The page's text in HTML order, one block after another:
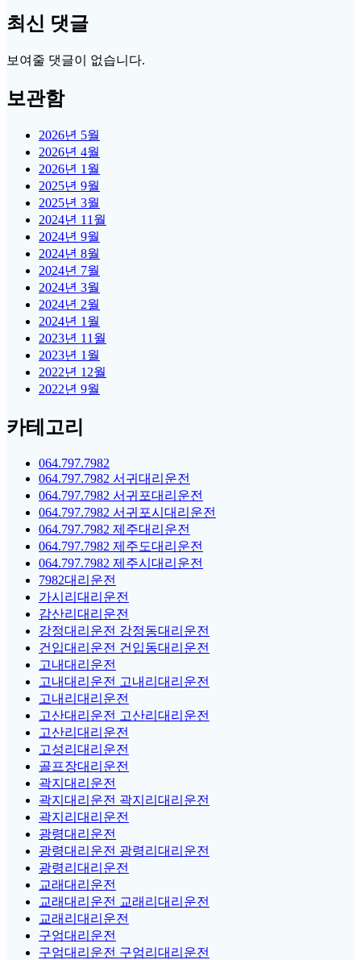
최신 댓글
보여줄 댓글이 없습니다.
보관함
2026년 5월
2026년 4월
2026년 1월
2025년 9월
2025년 3월
2024년 11월
2024년 9월
2024년 8월
2024년 7월
2024년 3월
2024년 2월
2024년 1월
2023년 11월
2023년 1월
2022년 12월
2022년 9월
카테고리
064.797.7982
064.797.7982 서귀대리운전
064.797.7982 서귀포대리운전
064.797.7982 서귀포시대리운전
064.797.7982 제주대리운전
064.797.7982 제주도대리운전
064.797.7982 제주시대리운전
7982대리운전
가시리대리운전
감산리대리운전
강정대리운전 강정동대리운전
건입대리운전 건입동대리운전
고내대리운전
고내대리운전 고내리대리운전
고내리대리운전
고산대리운전 고산리대리운전
고산리대리운전
고성리대리운전
골프장대리운전
곽지대리운전
곽지대리운전 곽지리대리운전
곽지리대리운전
광령대리운전
광령대리운전 광령리대리운전
광령리대리운전
교래대리운전
교래대리운전 교래리대리운전
교래리대리운전
구엄대리운전
구엄대리운전 구엄리대리운전